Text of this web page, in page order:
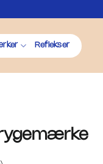
Reflekser